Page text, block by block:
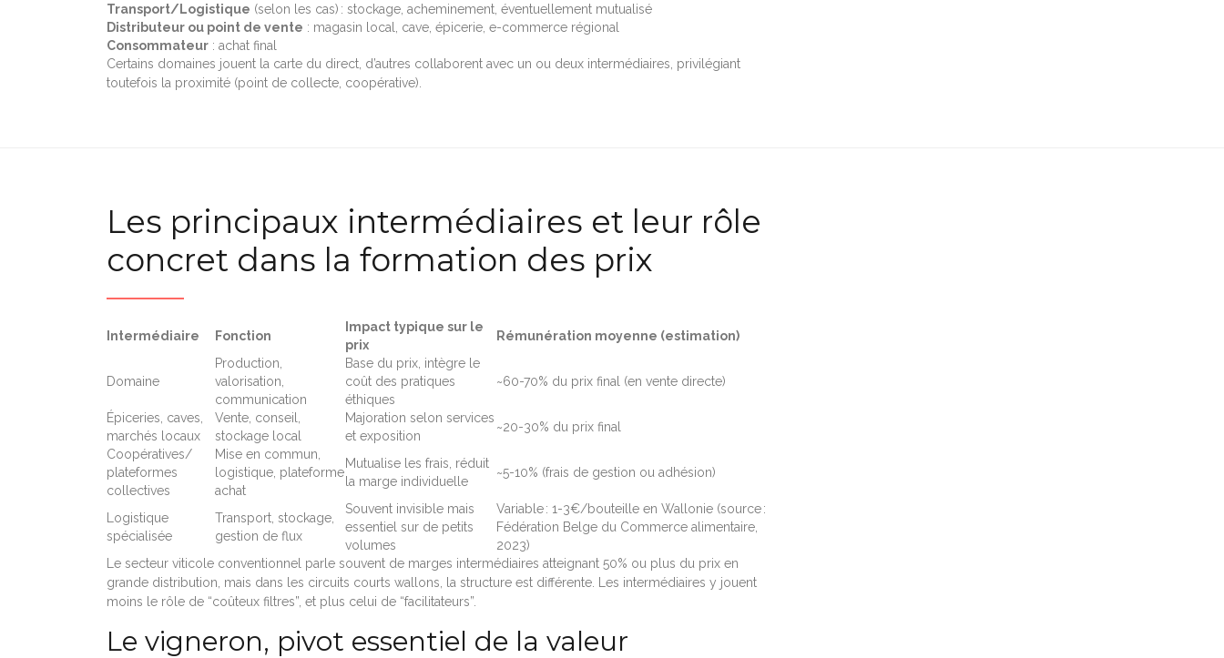
Transport/Logistique (selon les cas) : stockage, acheminement, éventuellement mutualisé
Distributeur ou point de vente : magasin local, cave, épicerie, e-commerce régional
Consommateur : achat final
Certains domaines jouent la carte du direct, d’autres collaborent avec un ou deux intermédiaires, privilégiant
toutefois la proximité (point de collecte, coopérative).
Les principaux intermédiaires et leur rôle
concret dans la formation des prix
Intermédiaire Fonction
Impact typique sur le
prix
Rémunération moyenne (estimation)
Domaine
Production,
valorisation,
communication
Base du prix, intègre le
coût des pratiques
éthiques
~60-70% du prix final (en vente directe)
Épiceries, caves,
marchés locaux
Vente, conseil,
stockage local
Majoration selon services
et exposition
~20-30% du prix final
Coopératives/
plateformes
collectives
Mise en commun,
logistique, plateforme
achat
Mutualise les frais, réduit
la marge individuelle
~5-10% (frais de gestion ou adhésion)
Logistique
spécialisée
Transport, stockage,
gestion de flux
Souvent invisible mais
essentiel sur de petits
volumes
Variable : 1-3€/bouteille en Wallonie (source :
Fédération Belge du Commerce alimentaire,
2023)
Le secteur viticole conventionnel parle souvent de marges intermédiaires atteignant 50% ou plus du prix en
grande distribution, mais dans les circuits courts wallons, la structure est différente. Les intermédiaires y jouent
moins le rôle de “coûteux filtres”, et plus celui de “facilitateurs”.
Le vigneron, pivot essentiel de la valeur